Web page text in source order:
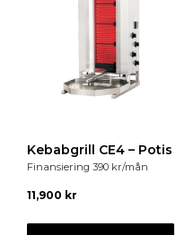
Kebabgrill CE4 – Potis
Finansiering 390 kr/mån
11,900 kr